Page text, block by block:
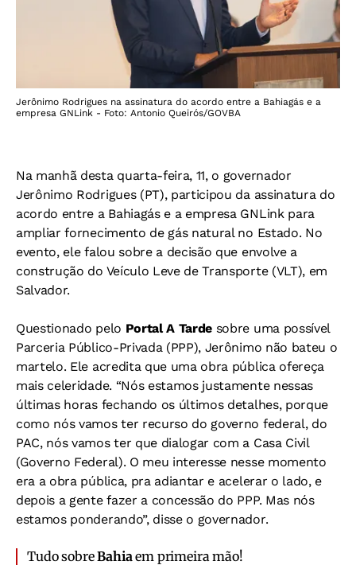
Jerônimo Rodrigues na assinatura do acordo entre a Bahiagás e a
empresa GNLink - Foto: Antonio Queirós/GOVBA
Na manhã desta quarta-feira, 11, o governador
Jerônimo Rodrigues (PT), participou da assinatura do
acordo entre a Bahiagás e a empresa GNLink para
ampliar fornecimento de gás natural no Estado. No
evento, ele falou sobre a decisão que envolve a
construção do Veículo Leve de Transporte (VLT), em
Salvador.
Questionado pelo Portal A Tarde sobre uma possível
Parceria Público-Privada (PPP), Jerônimo não bateu o
martelo. Ele acredita que uma obra pública ofereça
mais celeridade. “Nós estamos justamente nessas
últimas horas fechando os últimos detalhes, porque
como nós vamos ter recurso do governo federal, do
PAC, nós vamos ter que dialogar com a Casa Civil
(Governo Federal). O meu interesse nesse momento
era a obra pública, pra adiantar e acelerar o lado, e
depois a gente fazer a concessão do PPP. Mas nós
estamos ponderando”, disse o governador.
Tudo sobreBahiaem primeira mão!